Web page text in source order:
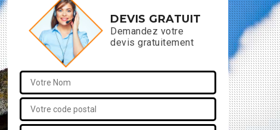
DEVIS GRATUIT
Demandez votre
devis gratuitement